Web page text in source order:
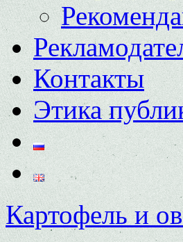
Контакты
Этика
Картофель и